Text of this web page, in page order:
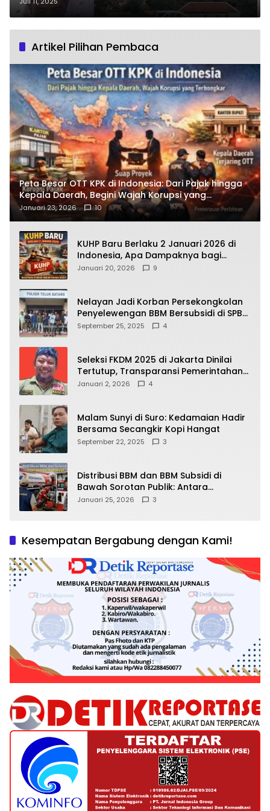
Artikel Pilihan Pembaca
Peta Besar OTT KPK di Indonesia: Dari Pajak hingga
Kepala Daerah, Begini Wajah Korupsi yang
Terbongkar
Januari 23, 2026 10
KUHP Baru Berlaku 2 Januari 2026 di
Indonesia, Apa Dampaknya bagi
Kehidupan Warga? Ini Aturan Kunci
Januari 20, 2026 9
Nelayan Jadi Korban Persekongkolan
Penyelewengan BBM Bersubsidi di SPBU
64.78809 Teluk Batang
September 25, 2025 4
Seleksi FKDM 2025 di Jakarta Dinilai
Tertutup, Transparansi Pemerintahan
Pramono–Rano Dipertanyakan
Januari 2, 2026 4
Malam Sunyi di Suro: Kedamaian Hadir
Bersama Secangkir Kopi Hangat
September 22, 2025 3
Distribusi BBM dan BBM Subsidi di
Bawah Sorotan Publik: Antara
Kepentingan Negara, Hak Konsumen,
Januari 25, 2026 3
Kesempatan Bergabung dengan Kami!